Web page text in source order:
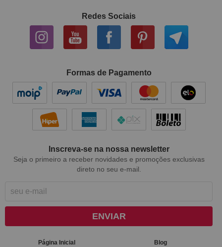
Redes Sociais
Formas de Pagamento
Inscreva-se na nossa newsletter
Seja o primeiro a receber novidades e promoções exclusivas
direto no seu e-mail.
ENVIAR
Página Inicial Blog